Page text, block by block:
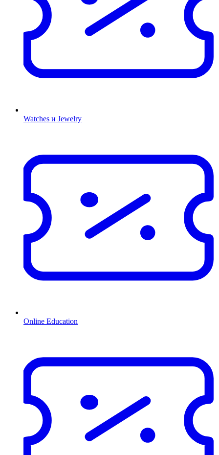
Watches и Jewelry
Online Education